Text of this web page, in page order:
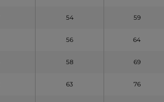
54 59
56 64
58 69
63 76